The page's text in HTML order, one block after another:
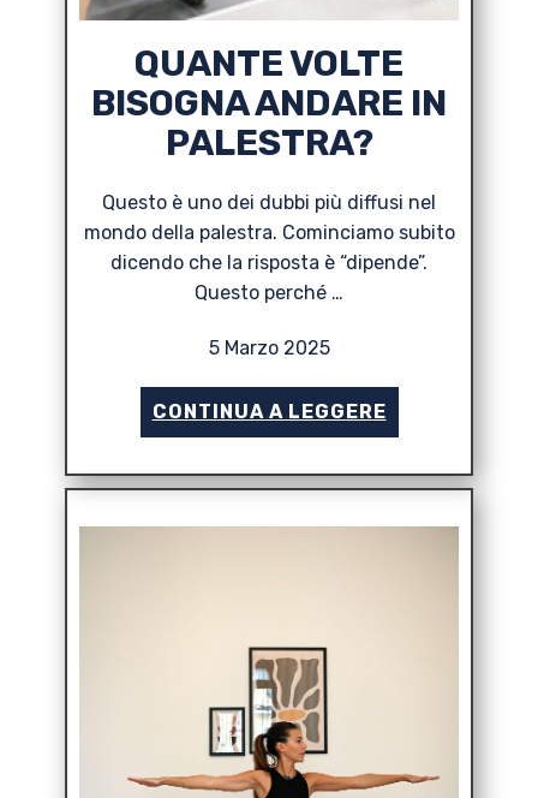
QUANTE VOLTE
BISOGNA ANDARE IN
PALESTRA?
Questo è uno dei dubbi più diffusi nel
mondo della palestra. Cominciamo subito
dicendo che la risposta è “dipende”.
Questo perché …
5 Marzo 2025
CONTINUA A LEGGERE